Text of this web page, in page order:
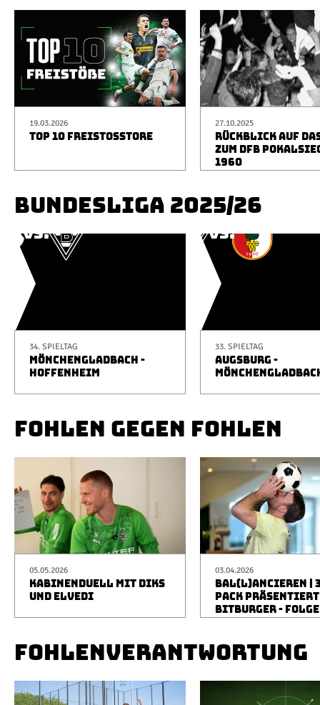
19.03.2026
TOP 10 FREISTOSSTORE
27.10.2025
RÜCKBLICK AUF
ZUM DFB
1960
BUNDESLIGA 2025/26
34. SPIELTAG
MÖNCHENGLADBACH -
HOFFENHEIM
33. SPIELTAG
AUGSBURG -
FOHLEN GEGEN FOHLEN
05.05.2026
KABINENDUELL MIT DIKS
UND ELVEDI
03.04.2026
BAL(L)ANCIEREN |
PACK
BITBURGER -
FOHLENVERANTWORTUNG